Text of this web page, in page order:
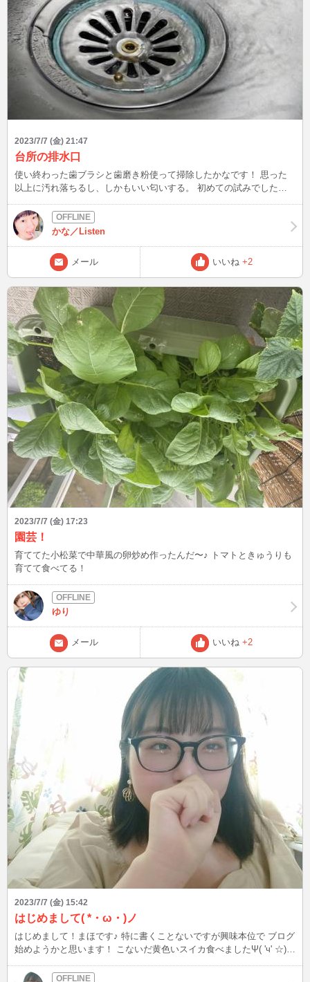
2023/7/7 (金) 21:47
台所の排水口
使い終わった歯ブラシと歯磨き粉使って掃除したかなです！ 思った
以上に汚れ落ちるし、しかもいい匂いする。 初めての試みでした
すか？ この後、22:30〜04:10です！ 今夜は七夕ですね♪ 暑熱耐え難
き時節、夏風邪など召されませぬようご自愛ください。
かな／Listen
メール いいね +2
2023/7/7 (金) 17:23
園芸！
育ててた小松菜で中華風の卵炒め作ったんだ〜♪ トマトときゅうりも
育てて食べてる！
ゆり
メール いいね +2
2023/7/7 (金) 15:42
はじめまして( *・ω・)ノ
はじめまして！まほです♪ 特に書くことないですが興味本位で ブログ
始めようかと思います！ こないだ黄色いスイカ食べましたΨ( 'ч' ☆)
口元だけですが、こんな顔してます笑 実際は眼鏡っ娘になっており